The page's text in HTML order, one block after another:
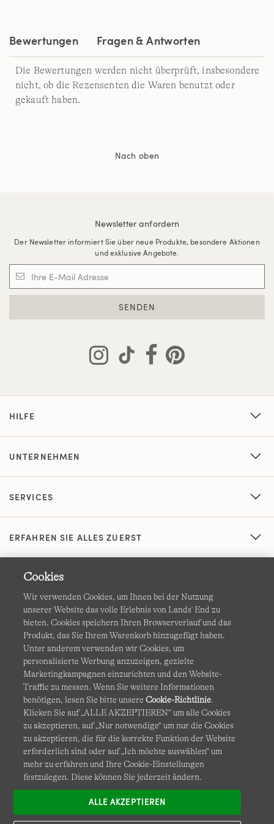
Bewertungen Fragen & Antworten
Die Bewertungen werden nicht überprüft, insbesondere
nicht, ob die Rezensenten die Waren benutzt oder
gekauft haben.
Nach oben
Newsletter anfordern
Der Newsletter informiert Sie über neue Produkte, besondere Aktionen
und exklusive Angebote.
SENDEN
HILFE
UNTERNEHMEN
SERVICES
ERFAHREN SIE ALLES ZUERST
AGB Datenschutz & Sicherheit
Cookies Ich möchte auswählen Barrierefreiheit
Site Map Internationale Websites
Diese Website ist durch reCAPTCHA geschützt. Es gelten die
Datenschutzerklärung undNutzungsbedingungenvon
Google.
Cookies
Wir verwenden Cookies, um Ihnen bei der Nutzung
unserer Website das volle Erlebnis von Lands' End zu
bieten. Cookies speichern Ihren Browserverlauf und das
Produkt, das Sie Ihrem Warenkorb hinzugefügt haben.
Unter anderem verwenden wir Cookies, um
personalisierte Werbung anzuzeigen, gezielte
Marketingkampagnen einzurichten und den Website-
Traffic zu messen. Wenn Sie weitere Informationen
benötigen, lesen Sie bitte unsereCookie-Richtlinie.
Klicken Sie auf „ALLE AKZEPTIEREN“ um alle Cookies
zu akzeptieren, auf „Nur notwendige“ um nur die Cookies
zu akzeptieren, die für die korrekte Funktion der Website
erforderlich sind oder auf „Ich möchte auswählen“ um
mehr zu erfahren und Ihre Cookie-Einstellungen
festzulegen. Diese können Sie jederzeit ändern.
ALLE AKZEPTIEREN